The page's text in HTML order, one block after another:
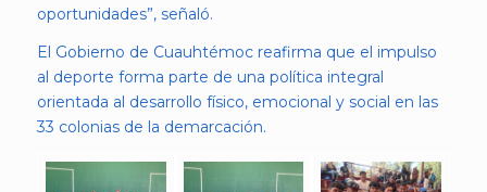
oportunidades”, señaló.
El Gobierno de Cuauhtémoc reafirma que el impulso
al deporte forma parte de una política integral
orientada al desarrollo físico, emocional y social en las
33 colonias de la demarcación.